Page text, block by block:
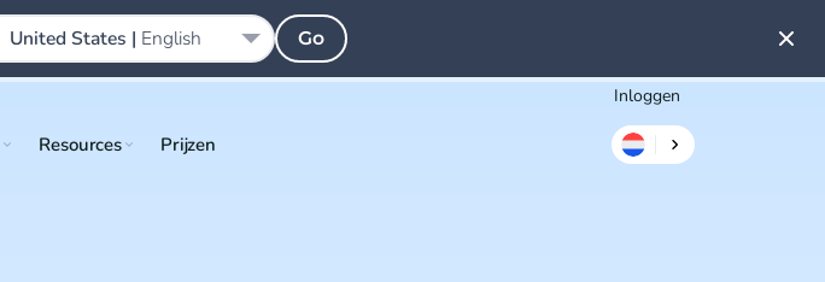
Inloggen
Resources Prijzen
United States | English Go